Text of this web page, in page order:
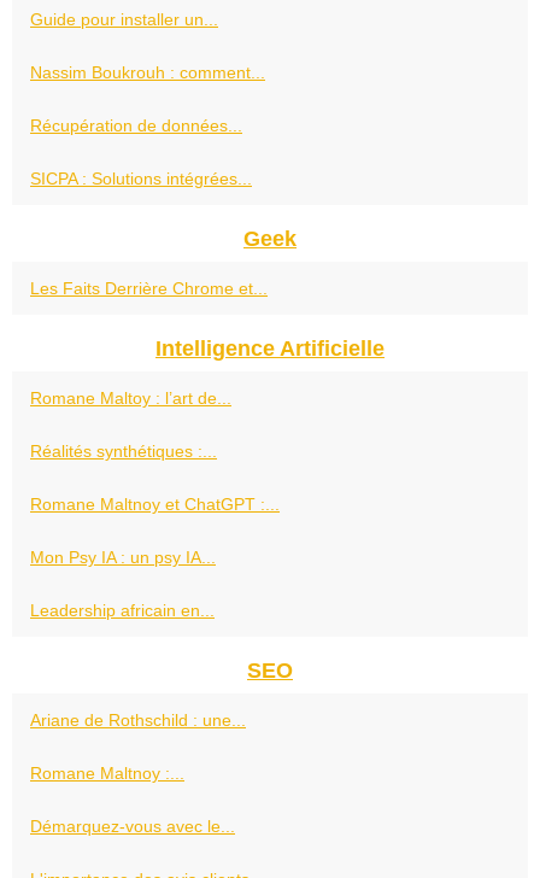
Guide pour installer un...
Nassim Boukrouh : comment...
Récupération de données...
SICPA : Solutions intégrées...
Geek
Les Faits Derrière Chrome et...
Intelligence Artificielle
Romane Maltoy : l’art de...
Réalités synthétiques :...
Romane Maltnoy et ChatGPT :...
Mon Psy IA : un psy IA...
Leadership africain en...
SEO
Ariane de Rothschild : une...
Romane Maltnoy :...
Démarquez-vous avec le...